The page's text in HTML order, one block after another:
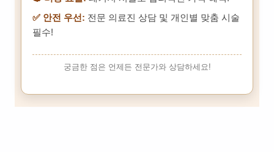
✅ 안전 우선: 전문 의료진 상담 및 개인별 맞춤 시술
필수!
궁금한 점은 언제든 전문가와 상담하세요!